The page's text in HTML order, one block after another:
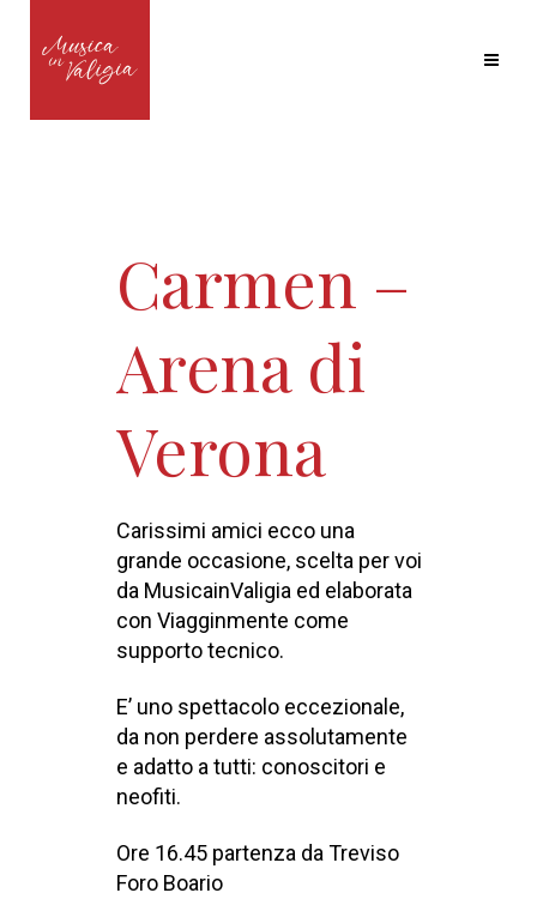
Carmen –
Arena di
Verona
Carissimi amici ecco una
grande occasione, scelta per voi
da MusicainValigia ed elaborata
con Viagginmente come
supporto tecnico.
E’ uno spettacolo eccezionale,
da non perdere assolutamente
e adatto a tutti: conoscitori e
neofiti.
Ore 16.45 partenza da Treviso
Foro Boario